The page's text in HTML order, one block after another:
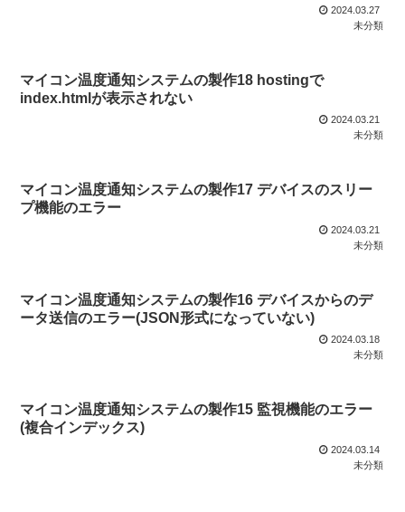
2024.03.27
未分類
マイコン温度通知システムの製作18 hostingで
index.htmlが表示されない
2024.03.21
未分類
マイコン温度通知システムの製作17 デバイスのスリー
プ機能のエラー
2024.03.21
未分類
マイコン温度通知システムの製作16 デバイスからのデ
ータ送信のエラー(JSON形式になっていない)
2024.03.18
未分類
マイコン温度通知システムの製作15 監視機能のエラー
(複合インデックス)
2024.03.14
未分類